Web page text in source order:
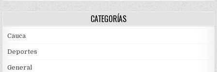
CATEGORÍAS
Cauca
Deportes
General